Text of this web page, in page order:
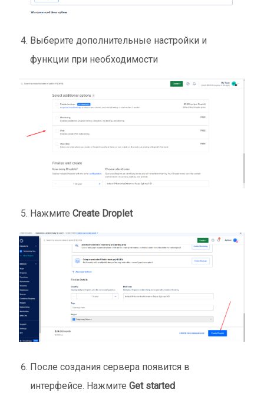
Выберите дополнительные настройки и
функции при необходимости
НажмитеCreate Droplet
После создания сервера появится в
интерфейсе. НажмитеGet started